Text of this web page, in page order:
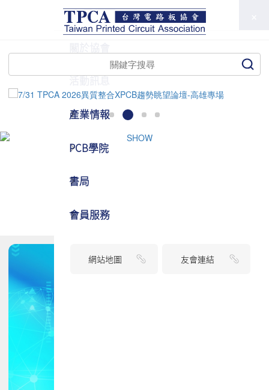
TPCA
活動訊息
產業情報
PCB學院
書局
會員服務
網站地圖 友會連結